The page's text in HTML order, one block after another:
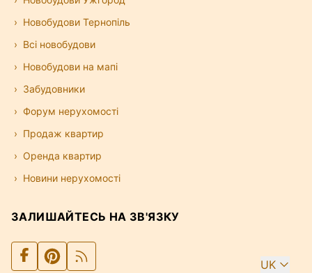
Новобудови Тернопіль
Всі новобудови
Новобудови на мапі
Забудовники
Форум нерухомості
Продаж квартир
Оренда квартир
Новини нерухомості
ЗАЛИШАЙТЕСЬ НА ЗВ'ЯЗКУ
UK